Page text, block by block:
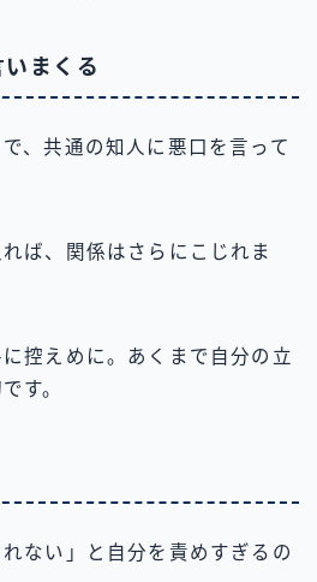
まくる
、共通の知人に悪口を言って
ば、関係はさらにこじれま
控えめに。あくまで自分の立
す。
れない」と自分を責めすぎるの